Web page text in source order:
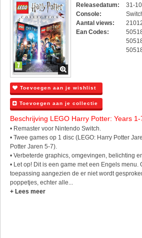
Releasedatum:
31-
Console:
Aantal views:
Ean Codes:
Toevoegen aan je wishlist
Toevoegen aan je collectie
Beschrijving LEGO Harry Potter: Years
• Remaster voor Nintendo Switch.
• Twee games op 1 disc (LEGO: Harry Potter
Potter Jaren 5-7).
• Verbeterde graphics, omgevingen, belichting
• Let op! Dit is een game met een Engels menu.
toepassing aangezien de er niet wordt
poppetjes, echter alle...
+ Lees meer